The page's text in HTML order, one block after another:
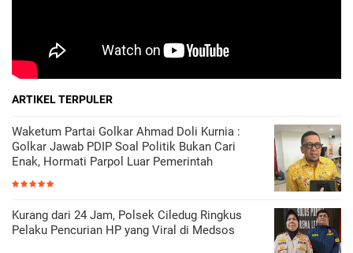
ARTIKEL TERPULER
Waketum Partai Golkar Ahmad Doli Kurnia :
Golkar Jawab PDIP Soal Politik Bukan Cari
Enak, Hormati Parpol Luar Pemerintah
Kurang dari 24 Jam, Polsek Ciledug Ringkus
Pelaku Pencurian HP yang Viral di Medsos